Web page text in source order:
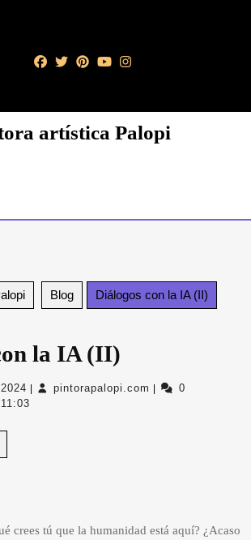
artística Palopi
Blog Diálogos con la IA (II)
la IA (II)
19
de
pintorapalopi.com pintorapalopi.com
0
11:03
crees tú que la humanidad está aquí? ¿Acaso